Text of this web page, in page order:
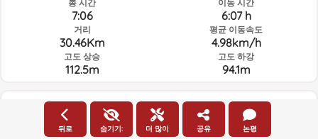
총 시간
7:06
거리
30.46Km
고도 상승
112.5m
이동 시간
6:07 h
평균 이동속도
4.98km/h
고도 하강
94.1m
루트의 그날과 선택된 시간의 날씨
뒤로 숨기기: 더 많이 공유 논평